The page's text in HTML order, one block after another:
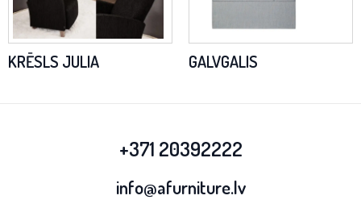
KRĒSLS JULIA GALVGALIS
+371 20392222
info@afurniture.lv